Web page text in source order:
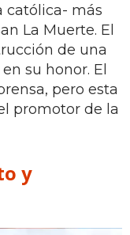
católica- más
La Muerte. El
de una
su honor. El
pero esta
promotor de la
y